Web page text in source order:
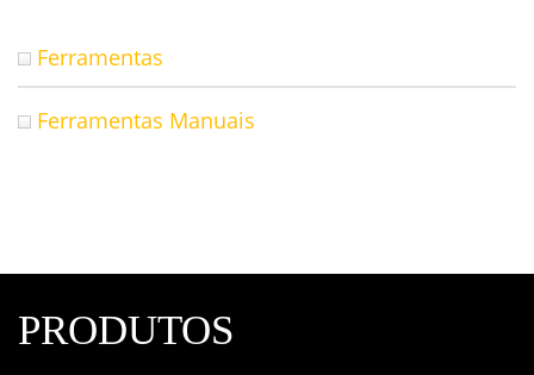
Ferramentas
Ferramentas Manuais
PRODUTOS